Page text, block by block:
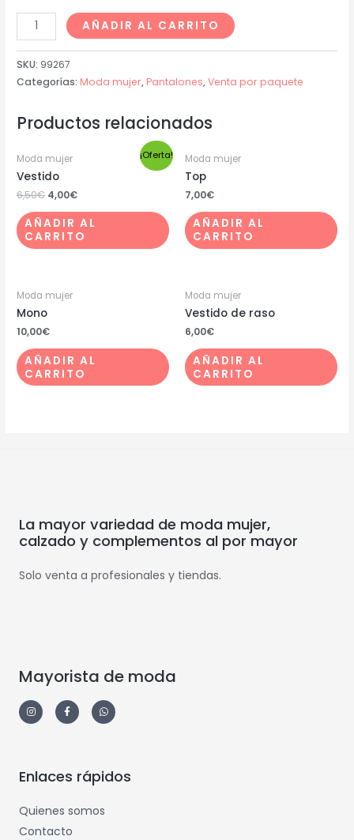
AÑADIR AL CARRITO
SKU: 99267
Categorías: Moda mujer, Pantalones,Venta por paquete
Productos relacionados
¡Oferta!
Moda mujer
Vestido
6,50€ 4,00€
AÑADIR AL
CARRITO
Moda mujer
Top
7,00€
AÑADIR AL
CARRITO
Moda mujer
Mono
10,00€
AÑADIR AL
CARRITO
Moda mujer
Vestido de raso
6,00€
AÑADIR AL
CARRITO
La mayor variedad de moda mujer,
calzado y complementos al por mayor
Solo venta a profesionales y tiendas.
Mayorista de moda
Enlaces rápidos
Quienes somos
Contacto